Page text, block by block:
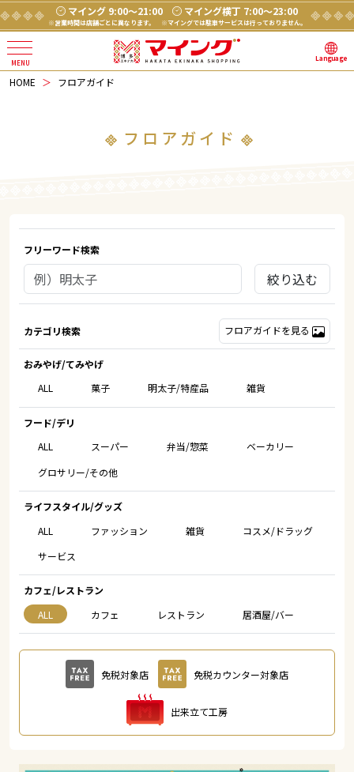
Language
マイング 9:00～21:00 マイング横丁 7:00～23:00
※営業時間は店舗ごとに異なります。 ※マイングでは駐車サービスは行っておりません。
HOME フロアガイド
フロアガイド
フリーワード検索
絞り込む
カテゴリ検索 フロアガイドを見る
おみやげ/てみやげ
ALL
菓子 明太子/特産品 雑貨
フード/デリ
ALL
スーパー 弁当/惣菜
ベーカリー
グロサリー/その他
ライフスタイル/グッズ
ALL
ファッション 雑貨
コスメ/ドラッグ
サービス
カフェ/レストラン
ALL
カフェ レストラン 居酒屋/バー
免税対象店 免税カウンター対象店
出来立て工房